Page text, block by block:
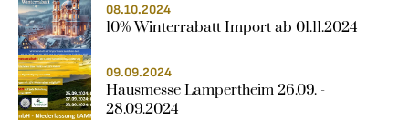
08.10.2024
10% Winterrabatt Import ab 01.11.2024
09.09.2024
Hausmesse Lampertheim 26.09. -
28.09.2024